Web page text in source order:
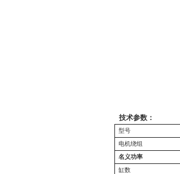
技术参数：
型号
电机绕组
名义功率
缸数